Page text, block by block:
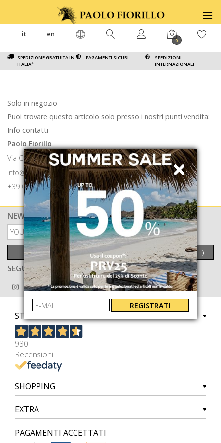
SPEDIZIONE GRATUITA IN
ITALIA*
PAGAMENTI SICURI
SPEDIZIONI
INTERNAZIONALI
it en
0
Solo in negozio
Puoi trovare questo articolo solo presso i nostri punti vendita:
Info contatti
Paolo Fiorillo
Via Calabritto 9 80121 Napoli
info@paolofiorillo.com
+39 081 1857 6024
NEWSLETTER
PRIVACY POLICY
INVIA ⟩
SEGUICI ANCHE SU
STORE
930
Recensioni
SHOPPING
EXTRA
PAGAMENTI ACCETTATI
REGISTRATI